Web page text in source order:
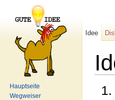
Idee
Hauptseite
Wegweiser